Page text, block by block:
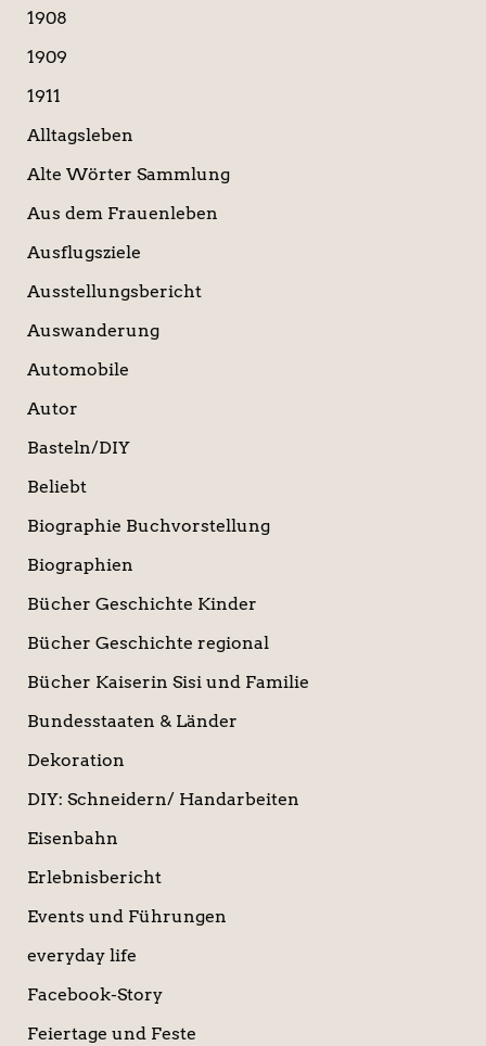
n
a
h
1908
1909
1911
Alltagsleben
Alte Wörter Sammlung
Aus dem Frauenleben
Ausflugsziele
Ausstellungsbericht
Auswanderung
Automobile
Autor
Basteln/DIY
Beliebt
Biographie Buchvorstellung
Biographien
Bücher Geschichte Kinder
Bücher Geschichte regional
Bücher Kaiserin Sisi und Familie
Bundesstaaten & Länder
Dekoration
DIY: Schneidern/ Handarbeiten
Eisenbahn
Erlebnisbericht
Events und Führungen
everyday life
Facebook-Story
Feiertage und Feste